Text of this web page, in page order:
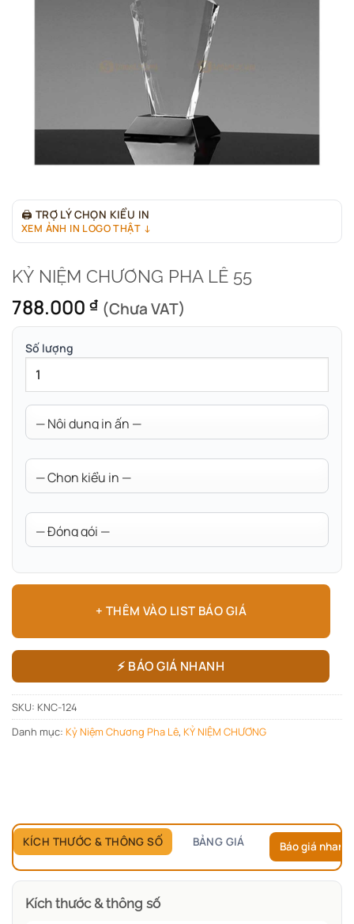
🖨 TRỢ LÝ CHỌN KIỂU IN
XEM ẢNH IN LOGO THẬT ↓
KỶ NIỆM CHƯƠNG PHA LÊ 55
788.000 ₫ (Chưa VAT)
Số lượng
+ THÊM VÀO LIST BÁO GIÁ
⚡ BÁO GIÁ NHANH
SKU: KNC-124
Danh mục: Kỷ Niệm Chương Pha Lê, KỶ NIỆM CHƯƠNG
KÍCH THƯỚC & THÔNG SỐ BẢNG GIÁ Báo giá
Kích thước & thông số